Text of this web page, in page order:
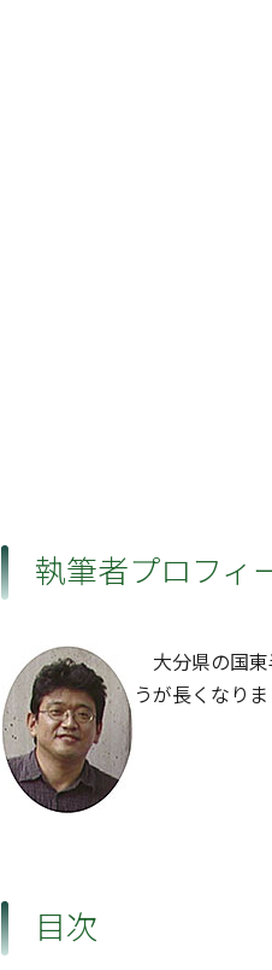
執筆者プロフィ
大分県の国東
うが長くなりま
目次